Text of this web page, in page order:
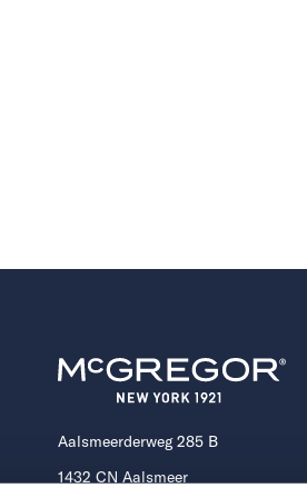
Aalsmeerderweg 285 B
1432 CN Aalsmeer